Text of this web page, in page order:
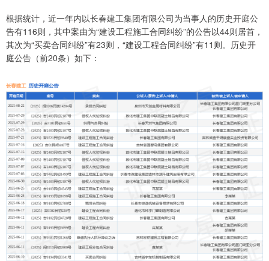
根据统计，近一年内以长春建工集团有限公司为当事人的历史开庭公
告有116则，其中案由为“建设工程施工合同纠纷”的公告以44则居首，
其次为“买卖合同纠纷”有23则，“建设工程合同纠纷”有11则。历史开
庭公告（前20条）如下：